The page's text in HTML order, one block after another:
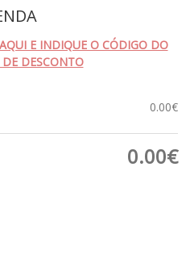
E INDIQUE O CÓDIGO DO
DESCONTO
0.00€
0.00€